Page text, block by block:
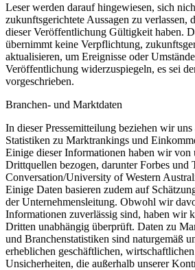
Leser werden darauf hingewiesen, sich
zukunftsgerichtete Aussagen zu verlassen,
dieser Veröffentlichung Gültigkeit haben.
übernimmt keine Verpflichtung,
aktualisieren, um Ereignisse oder
Veröffentlichung widerzuspiegeln, es sei
vorgeschrieben.
Branchen- und Marktdaten
In dieser Pressemitteilung beziehen wir
Statistiken zu Marktrankings und
Einige dieser Informationen haben wir von
Drittquellen bezogen, darunter Forbes und
Conversation/University of Western
Einige Daten basieren zudem auf
der Unternehmensleitung. Obwohl wir
Informationen zuverlässig sind, haben wir
Dritten unabhängig überprüft. Daten zu
und Branchenstatistiken sind naturgemäß
erheblichen geschäftlichen,
Unsicherheiten, die außerhalb unserer